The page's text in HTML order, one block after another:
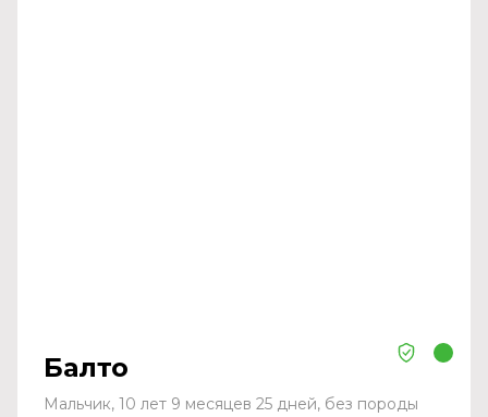
Балто
Мальчик, 10 лет 9 месяцев 25 дней, без породы